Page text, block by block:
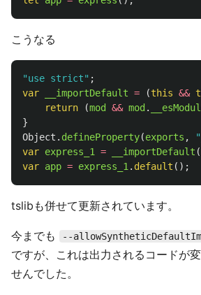
こうなる
"use strict" ;
var
__importDefault = (this &&
return
(mod && mod .
}
Object . defineProperty(exports , "
var express_1 = __importDefault (
var app = express_1 . default ();
tslibも併せて更新されています。
今までも --
ですが、これは出力されるコードが
せんでした。